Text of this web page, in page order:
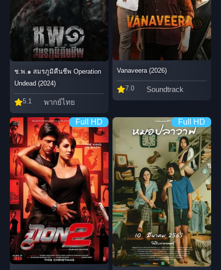
ช.พ.๑ สมรภูมิคืนชีพ Operation
Undead (2024)
5.1 พากย์ไทย
Vanaveera (2026)
7.0 Soundtrack
Full HD Full HD